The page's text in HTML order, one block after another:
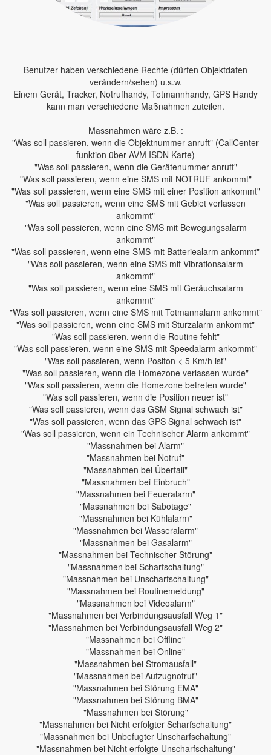
Benutzer haben verschiedene Rechte (dürfen Objektdaten
verändern/sehen) u.s.w.
Einem Gerät, Tracker, Notrufhandy, Totmannhandy, GPS Handy
kann man verschiedene Maßnahmen zuteilen.
Massnahmen wäre z.B. :
"Was soll passieren, wenn die Objektnummer anruft" (CallCenter
funktion über AVM ISDN Karte)
"Was soll passieren, wenn die Gerätenummer anruft"
"Was soll passieren, wenn eine SMS mit NOTRUF ankommt"
"Was soll passieren, wenn eine SMS mit einer Position ankommt"
"Was soll passieren, wenn eine SMS mit Gebiet verlassen
ankommt"
"Was soll passieren, wenn eine SMS mit Bewegungsalarm
ankommt"
"Was soll passieren, wenn eine SMS mit Batteriealarm ankommt"
"Was soll passieren, wenn eine SMS mit Vibrationsalarm
ankommt"
"Was soll passieren, wenn eine SMS mit Geräuchsalarm
ankommt"
"Was soll passieren, wenn eine SMS mit Totmannalarm ankommt"
"Was soll passieren, wenn eine SMS mit Sturzalarm ankommt"
"Was soll passieren, wenn die Routine fehlt"
"Was soll passieren, wenn eine SMS mit Speedalarm ankommt"
"Was soll passieren, wenn Positon < 5 Km/h ist"
"Was soll passieren, wenn die Homezone verlassen wurde"
"Was soll passieren, wenn die Homezone betreten wurde"
"Was soll passieren, wenn die Position neuer ist"
"Was soll passieren, wenn das GSM Signal schwach ist"
"Was soll passieren, wenn das GPS Signal schwach ist"
"Was soll passieren, wenn ein Technischer Alarm ankommt"
"Massnahmen bei Alarm"
"Massnahmen bei Notruf"
"Massnahmen bei Überfall"
"Massnahmen bei Einbruch"
"Massnahmen bei Feueralarm"
"Massnahmen bei Sabotage"
"Massnahmen bei Kühlalarm"
"Massnahmen bei Wasseralarm"
"Massnahmen bei Gasalarm"
"Massnahmen bei Technischer Störung"
"Massnahmen bei Scharfschaltung"
"Massnahmen bei Unscharfschaltung"
"Massnahmen bei Routinemeldung"
"Massnahmen bei Videoalarm"
"Massnahmen bei Verbindungsausfall Weg 1"
"Massnahmen bei Verbindungsausfall Weg 2"
"Massnahmen bei Offline"
"Massnahmen bei Online"
"Massnahmen bei Stromausfall"
"Massnahmen bei Aufzugnotruf"
"Massnahmen bei Störung EMA"
"Massnahmen bei Störung BMA"
"Massnahmen bei Störung"
"Massnahmen bei Nicht erfolgter Scharfschaltung"
"Massnahmen bei Unbefugter Unscharfschaltung"
"Massnahmen bei Nicht erfolgte Unscharfschaltung"